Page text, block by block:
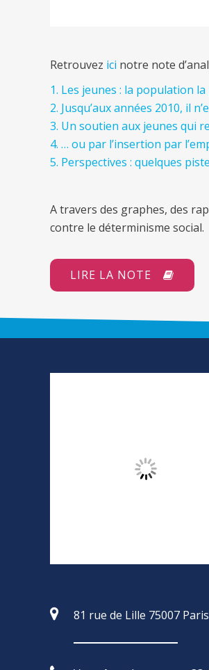
Retrouvez ici notre note
1. Les jeunes : la population
2. Jusqu’aux années 2010, il
3. Un soutien aux jeunes qui
4. … ou par l’insertion par
5. Perspectives : quelques
A travers des graphes, des
contre le déterminisme social.
LIRE LA NOTE
81 rue de Lille 75007 Paris